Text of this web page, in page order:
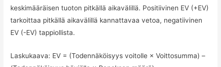
keskimääräisen tuoton pitkällä aikavälillä. Positiivinen EV (+EV)
tarkoittaa pitkällä aikavälillä kannattavaa vetoa, negatiivinen
EV (-EV) tappiollista.
Laskukaava: EV = (Todennäköisyys voitolle × Voittosumma) –